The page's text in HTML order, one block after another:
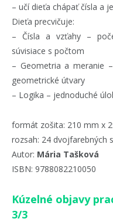
– učí dieťa chápať čísla a
Dieťa precvičuje:
– Čísla a vzťahy –
súvisiace s počtom
– Geometria a meranie
geometrické útvary
– Logika – jednoduché
formát zošita: 210 mm x
rozsah: 24 dvojfarebných
Autor: Mária Tašková
ISBN: 9788082210050
Kúzelné objavy
3/3